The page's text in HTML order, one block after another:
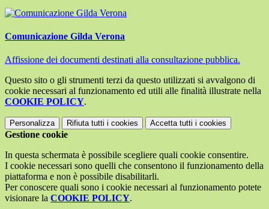
Comunicazione Gilda Verona
Affissione dei documenti destinati alla consultazione pubblica.
Questo sito o gli strumenti terzi da questo utilizzati si avvalgono di
cookie necessari al funzionamento ed utili alle finalità illustrate nella
COOKIE POLICY.
Personalizza Rifiuta tutti i cookies Accetta tutti i cookies
Gestione cookie
In questa schermata è possibile scegliere quali cookie consentire.
I cookie necessari sono quelli che consentono il funzionamento della
piattaforma e non è possibile disabilitarli.
Per conoscere quali sono i cookie necessari al funzionamento potete
visionare la COOKIE POLICY.